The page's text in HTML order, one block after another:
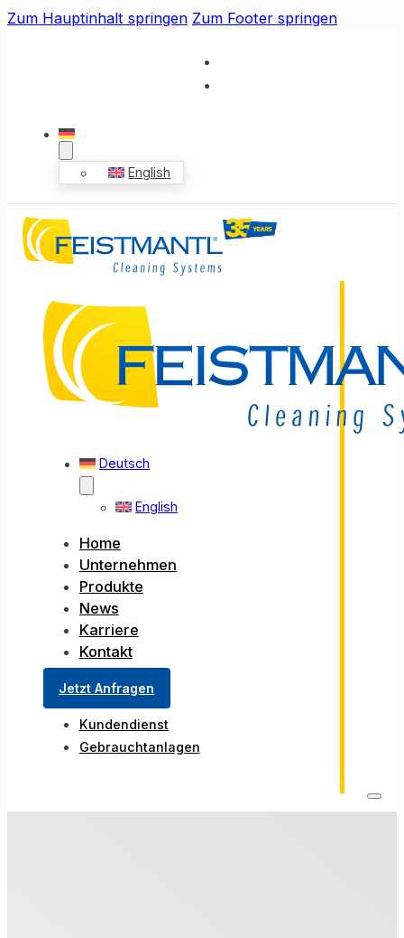
Zum Hauptinhalt springen Zum Footer springen
English
Deutsch
English
Home
Unternehmen
Produkte
News
Karriere
Kontakt
Jetzt Anfragen
Kundendienst
Gebrauchtanlagen